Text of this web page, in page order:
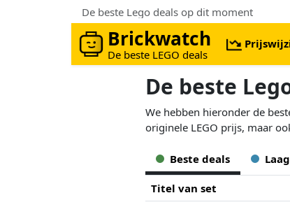
De beste Lego deals op dit moment
Brickwatch
De beste LEGO deals
De beste
We hebben hieronder de
originele LEGO prijs, maar
Beste deals
Titel van set